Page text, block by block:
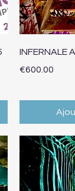
INFERNALE
Prix
€600.00